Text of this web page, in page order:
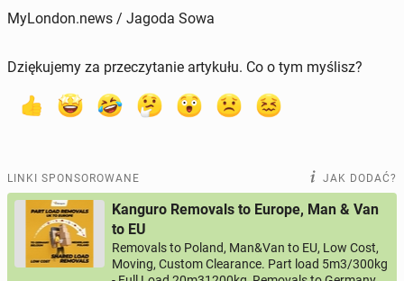
MyLondon.news / Jagoda Sowa
Dziękujemy za przeczytanie artykułu. Co o tym myślisz?
LINKI SPONSOROWANE JAK DODAĆ?
Kanguro Removals to Europe, Man & Van
to EU
Removals to Poland, Man&Van to EU, Low Cost,
Moving, Custom Clearance. Part load 5m3/300kg